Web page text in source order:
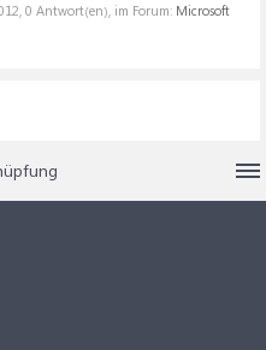
, 0 Antwort(en), im Forum: Microsoft